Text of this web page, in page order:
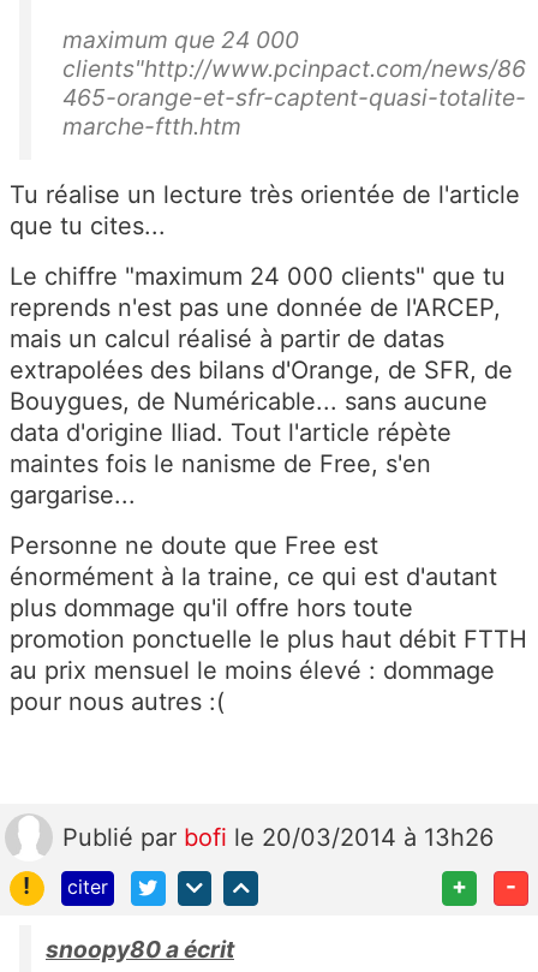
maximum que 24 000
clients"http://www.pcinpact.com/news/86
465-orange-et-sfr-captent-quasi-totalite-
marche-ftth.htm
Tu réalise un lecture très orientée de l'article
que tu cites...
Le chiffre "maximum 24 000 clients" que tu
reprends n'est pas une donnée de l'ARCEP,
mais un calcul réalisé à partir de datas
extrapolées des bilans d'Orange, de SFR, de
Bouygues, de Numéricable... sans aucune
data d'origine Iliad. Tout l'article répète
maintes fois le nanisme de Free, s'en
gargarise...
Personne ne doute que Free est
énormément à la traine, ce qui est d'autant
plus dommage qu'il offre hors toute
promotion ponctuelle le plus haut débit FTTH
au prix mensuel le moins élevé : dommage
pour nous autres :(
Publié par bofi le 20/03/2014 à 13h26
!
citer + -
snoopy80 a écrit